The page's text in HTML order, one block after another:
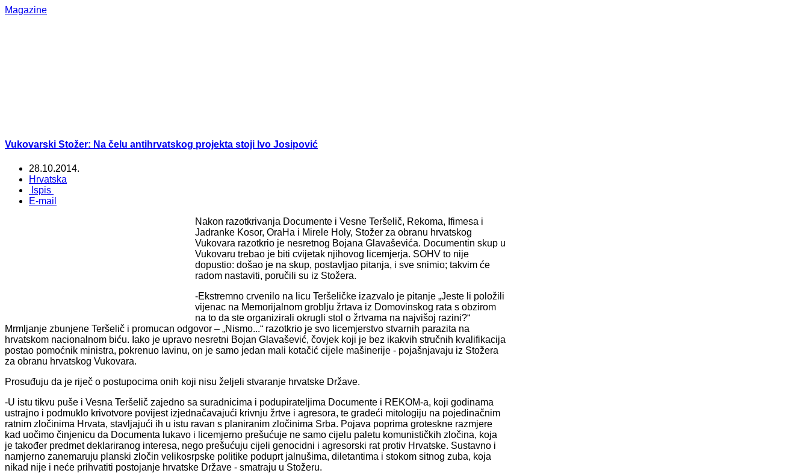
Magazine
Vukovarski Stožer: Na čelu antihrvatskog projekta stoji Ivo Josipović
28.10.2014.
Hrvatska
Ispis
E-mail
Nakon razotkrivanja Documente i Vesne Teršelič, Rekoma, Ifimesa i
Jadranke Kosor, OraHa i Mirele Holy, Stožer za obranu hrvatskog
Vukovara razotkrio je nesretnog Bojana Glavaševića. Documentin skup u
Vukovaru trebao je biti cvijetak njihovog licemjerja. SOHV to nije
dopustio: došao je na skup, postavljao pitanja, i sve snimio; takvim će
radom nastaviti, poručili su iz Stožera.
-Ekstremno crvenilo na licu Teršeličke izazvalo je pitanje „Jeste li položili
vijenac na Memorijalnom groblju žrtava iz Domovinskog rata s obzirom
na to da ste organizirali okrugli stol o žrtvama na najvišoj razini?“
Mrmljanje zbunjene Teršelič i promucan odgovor – „Nismo...“ razotkrio je svo licemjerstvo stvarnih parazita na
hrvatskom nacionalnom biću. Iako je upravo nesretni Bojan Glavašević, čovjek koji je bez ikakvih stručnih kvalifikacija
postao pomoćnik ministra, pokrenuo lavinu, on je samo jedan mali kotačić cijele mašinerije - pojašnjavaju iz Stožera
za obranu hrvatskog Vukovara.
Prosuđuju da je riječ o postupocima onih koji nisu željeli stvaranje hrvatske Države.
-U istu tikvu puše i Vesna Teršelič zajedno sa suradnicima i podupirateljima Documente i REKOM-a, koji godinama
ustrajno i podmuklo krivotvore povijest izjednačavajući krivnju žrtve i agresora, te gradeći mitologiju na pojedinačnim
ratnim zločinima Hrvata, stavljajući ih u istu ravan s planiranim zločinima Srba. Pojava poprima groteskne razmjere
kad uočimo činjenicu da Documenta lukavo i licemjerno prešućuje ne samo cijelu paletu komunističkih zločina, koja
je također predmet deklariranog interesa, nego prešućuju cijeli genocidni i agresorski rat protiv Hrvatske. Sustavno i
namjerno zanemaruju planski zločin velikosrpske politike poduprt jalnušima, diletantima i stokom sitnog zuba, koja
nikad nije i neće prihvatiti postojanje hrvatske Države - smatraju u Stožeru.